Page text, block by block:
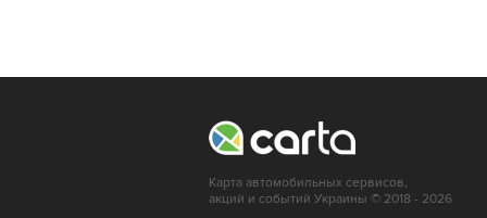
Карта автомобильных сервисов,
акций и событий Украины © 2018 - 2026